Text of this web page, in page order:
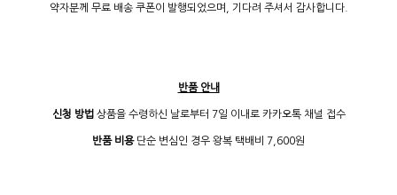
약자분께 무료 배송 쿠폰이 발행되었으며, 기다려 주셔서 감사합니다.
반품 안내
신청 방법 상품을 수령하신 날로부터 7일 이내로 카카오톡 채널 접수
반품 비용단순 변심인 경우 왕복 택배비 7,600원